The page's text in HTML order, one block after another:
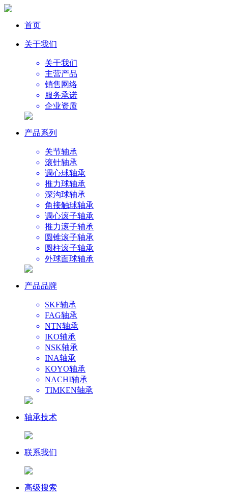
首页
关于我们
关于我们
主营产品
销售网络
服务承诺
企业资质
产品系列
关节轴承
滚针轴承
调心球轴承
推力球轴承
深沟球轴承
角接触球轴承
调心滚子轴承
推力滚子轴承
圆锥滚子轴承
圆柱滚子轴承
外球面球轴承
产品品牌
SKF轴承
FAG轴承
NTN轴承
IKO轴承
NSK轴承
INA轴承
KOYO轴承
NACHI轴承
TIMKEN轴承
轴承技术
联系我们
高级搜索